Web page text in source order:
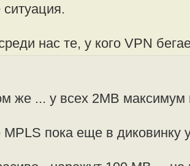
нас те, у кого VPN
же ... у всех 2MB максимум
пока еще в диковинку